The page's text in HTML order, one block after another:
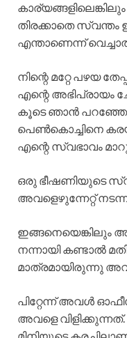
തിരക്കാതെ
എന്താണെന്ന്
നിന്റെ മറ്റേ പഴയ
എന്റെ അഭിപ്രായം
കൂടെ ഞാൻ
പെൺകൊച്ചിനെ
എന്റെ സ്വഭാവം
ഒരു ഭീഷണിയുടെ
അവളെഴുന്നേറ്റ്
ഇങ്ങനെയെങ്കിലും
നന്നായി കണ്ടാൽ
മാത്രമായിരുന്നു
പിറ്റേന്ന് അവൾ
അവളെ